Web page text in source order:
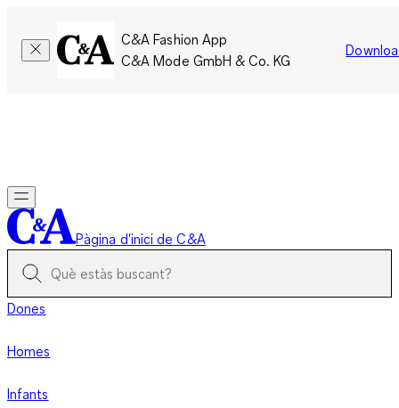
C&A Fashion App
C&A Mode GmbH & Co. KG
Pàgina d'inici de C&A
Dones
Homes
Infants